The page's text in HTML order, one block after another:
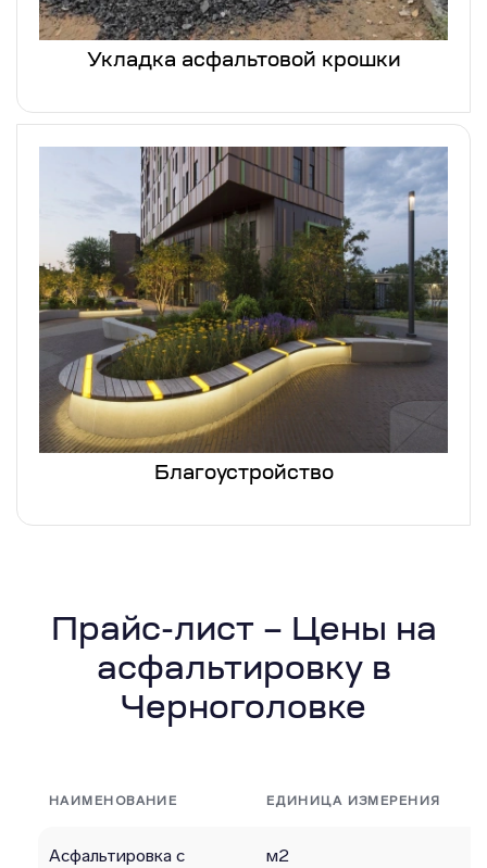
Укладка асфальтовой крошки
Благоустройство
Прайс-лист – Цены на
асфальтировку в
Черноголовке
НАИМЕНОВАНИЕ ЕДИНИЦА ИЗМЕРЕНИЯ
Асфальтировка с
м2